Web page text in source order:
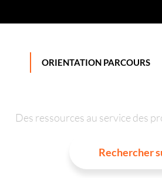
ORIENTATION PARCOURS
Des ressources au service des